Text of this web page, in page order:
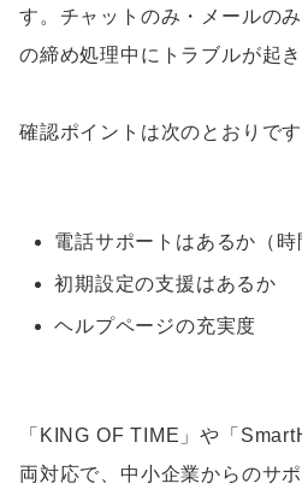
す。チャットのみ・メールの
の締め処理中にトラブルが起
確認ポイントは次のとおりです
電話サポートはあるか（時
初期設定の支援はあるか
ヘルプページの充実度
「KING OF TIME」や「
両対応で、中小企業からのサ